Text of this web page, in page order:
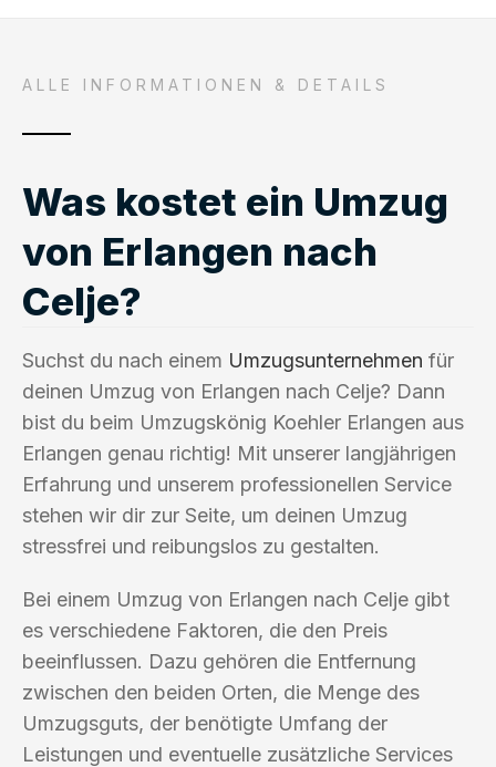
ALLE INFORMATIONEN & DETAILS
Was kostet ein Umzug
von Erlangen nach
Celje?
Suchst du nach einem Umzugsunternehmen für
deinen Umzug von Erlangen nach Celje? Dann
bist du beim Umzugskönig Koehler Erlangen aus
Erlangen genau richtig! Mit unserer langjährigen
Erfahrung und unserem professionellen Service
stehen wir dir zur Seite, um deinen Umzug
stressfrei und reibungslos zu gestalten.
Bei einem Umzug von Erlangen nach Celje gibt
es verschiedene Faktoren, die den Preis
beeinflussen. Dazu gehören die Entfernung
zwischen den beiden Orten, die Menge des
Umzugsguts, der benötigte Umfang der
Leistungen und eventuelle zusätzliche Services